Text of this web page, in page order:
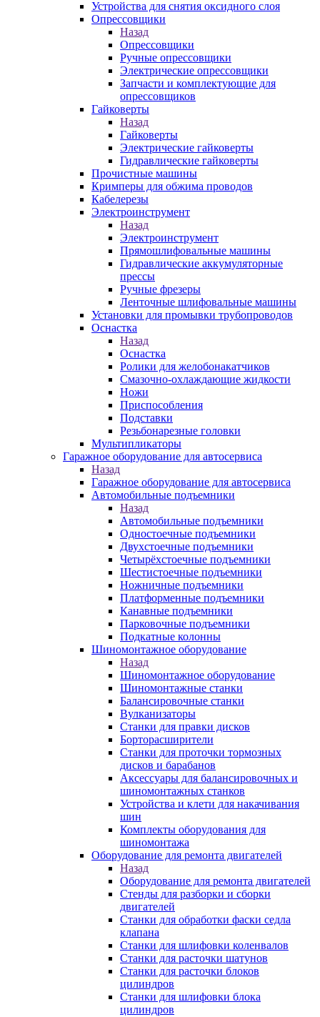
Устройства для снятия оксидного слоя
Опрессовщики
Назад
Опрессовщики
Ручные опрессовщики
Электрические опрессовщики
Запчасти и комплектующие для
опрессовщиков
Гайковерты
Назад
Гайковерты
Электрические гайковерты
Гидравлические гайковерты
Прочистные машины
Кримперы для обжима проводов
Кабелерезы
Электроинструмент
Назад
Электроинструмент
Прямошлифовальные машины
Гидравлические аккумуляторные
прессы
Ручные фрезеры
Ленточные шлифовальные машины
Установки для промывки трубопроводов
Оснастка
Назад
Оснастка
Ролики для желобонакатчиков
Смазочно-охлаждающие жидкости
Ножи
Приспособления
Подставки
Резьбонарезные головки
Мультипликаторы
Гаражное оборудование для автосервиса
Назад
Гаражное оборудование для автосервиса
Автомобильные подъемники
Назад
Автомобильные подъемники
Одностоечные подъемники
Двухстоечные подъемники
Четырёхстоечные подъемники
Шестистоечные подъемники
Ножничные подъемники
Платформенные подъемники
Канавные подъемники
Парковочные подъемники
Подкатные колонны
Шиномонтажное оборудование
Назад
Шиномонтажное оборудование
Шиномонтажные станки
Балансировочные станки
Вулканизаторы
Станки для правки дисков
Борторасширители
Станки для проточки тормозных
дисков и барабанов
Аксессуары для балансировочных и
шиномонтажных станков
Устройства и клети для накачивания
шин
Комплекты оборудования для
шиномонтажа
Оборудование для ремонта двигателей
Назад
Оборудование для ремонта двигателей
Стенды для разборки и сборки
двигателей
Станки для обработки фаски седла
клапана
Станки для шлифовки коленвалов
Станки для расточки шатунов
Станки для расточки блоков
цилиндров
Станки для шлифовки блока
цилиндров